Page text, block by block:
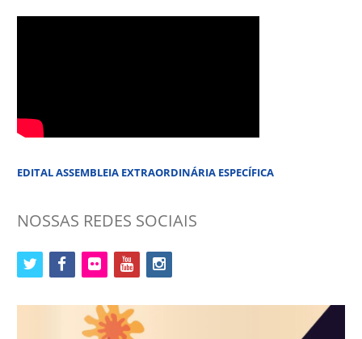
EDITAL ASSEMBLEIA EXTRAORDINÁRIA ESPECÍFICA
NOSSAS REDES SOCIAIS
twitter facebookflickr youtubeinstagram